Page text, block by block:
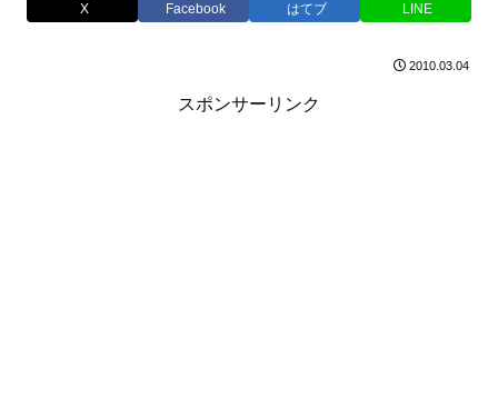
X Facebook はてブ LINE
2010.03.04
スポンサーリンク